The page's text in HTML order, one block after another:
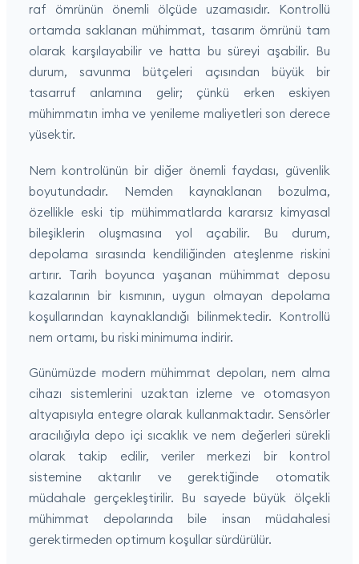
raf ömrünün önemli ölçüde uzamasıdır. Kontrollü
ortamda saklanan mühimmat, tasarım ömrünü tam
olarak karşılayabilir ve hatta bu süreyi aşabilir. Bu
durum, savunma bütçeleri açısından büyük bir
tasarruf anlamına gelir; çünkü erken eskiyen
mühimmatın imha ve yenileme maliyetleri son derece
yüsektir.
Nem kontrolünün bir diğer önemli faydası, güvenlik
boyutundadır. Nemden kaynaklanan bozulma,
özellikle eski tip mühimmatlarda kararsız kimyasal
bileşiklerin oluşmasına yol açabilir. Bu durum,
depolama sırasında kendiliğinden ateşlenme riskini
artırır. Tarih boyunca yaşanan mühimmat deposu
kazalarının bir kısmının, uygun olmayan depolama
koşullarından kaynaklandığı bilinmektedir. Kontrollü
nem ortamı, bu riski minimuma indirir.
Günümüzde modern mühimmat depoları, nem alma
cihazı sistemlerini uzaktan izleme ve otomasyon
altyapısıyla entegre olarak kullanmaktadır. Sensörler
aracılığıyla depo içi sıcaklık ve nem değerleri sürekli
olarak takip edilir, veriler merkezi bir kontrol
sistemine aktarılır ve gerektiğinde otomatik
müdahale gerçekleştirilir. Bu sayede büyük ölçekli
mühimmat depolarında bile insan müdahalesi
gerektirmeden optimum koşullar sürdürülür.